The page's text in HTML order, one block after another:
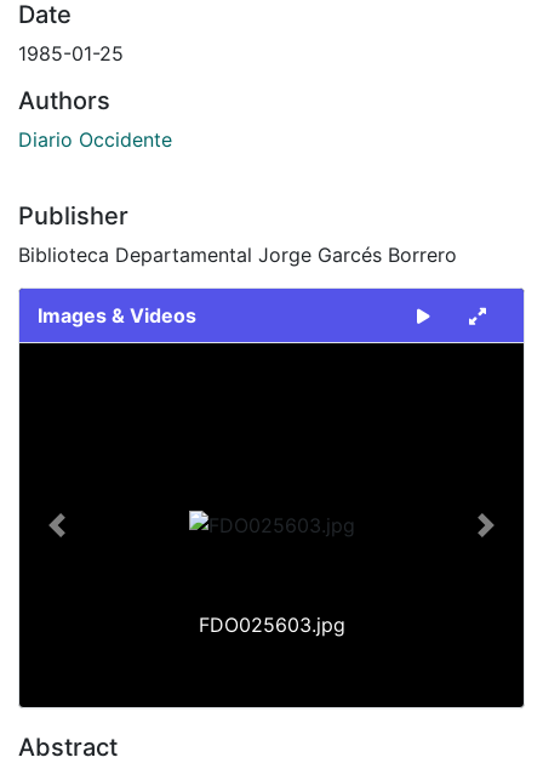
Date
1985-01-25
Authors
Diario Occidente
Publisher
Biblioteca Departamental Jorge Garcés Borrero
Images & Videos
FDO025603.jpg
Previous Next
Abstract